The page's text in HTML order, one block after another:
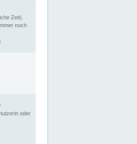
Zeit).
noch
oder